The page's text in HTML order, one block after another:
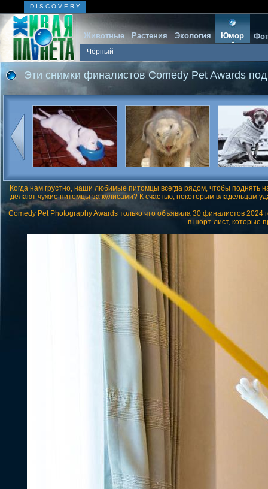
D I S C O V E R Y
Животные Растения Экология Юмор
Чёрный
Эти снимки финалистов Comedy Pet Awards
Когда нам грустно, наши любимые питомцы всегда рядом, чтобы поднять
делают чужие питомцы за кулисами? К счастью, некоторым владельцам
Comedy Pet Photography Awards только что объявила 30 финалистов
в шорт-лист, которые